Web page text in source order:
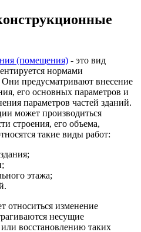
(помещения) - это вид
нормами
Они предусматривают внесение
его основных параметров и
параметров частей зданий.
может производиться
строения, его объема,
такие виды работ:
этажа;
относиться изменение
несущие
восстановлению таких